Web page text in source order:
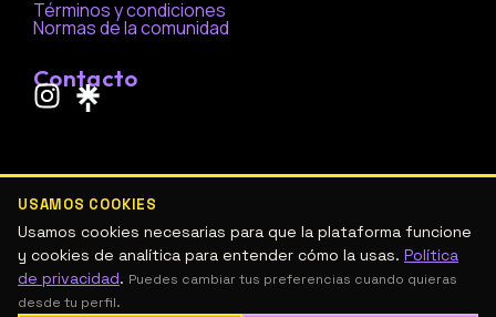
Términos y condiciones
Normas de la comunidad
Contacto
I
n
t
a
g
r
a
USAMOS COOKIES
Usamos cookies necesarias para que la plataforma funcione
y cookies de analítica para entender cómo la usas. Política
de privacidad. Puedes cambiar tus preferencias cuando quieras
desde tu perfil.